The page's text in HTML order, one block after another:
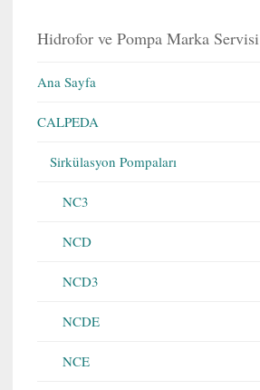
Hidrofor ve Pompa Marka Servisi
Ana Sayfa
CALPEDA
Sirkülasyon Pompaları
NC3
NCD
NCD3
NCDE
NCE